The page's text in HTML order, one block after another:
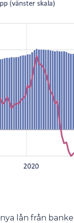
nya lån från